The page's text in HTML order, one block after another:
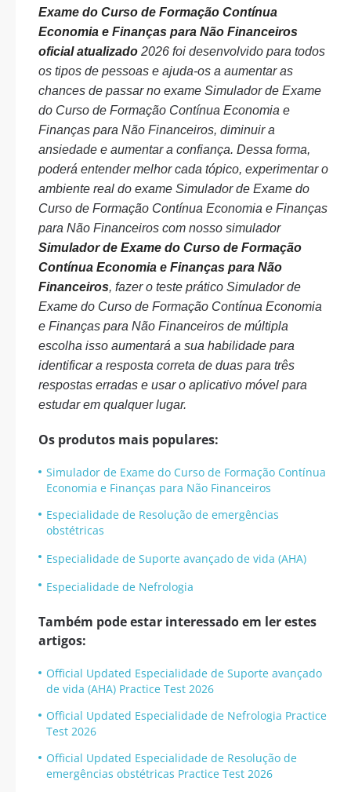
Exame do Curso de Formação Contínua
Economia e Finanças para Não Financeiros
oficial atualizado 2026 foi desenvolvido para todos
os tipos de pessoas e ajuda-os a aumentar as
chances de passar no exame Simulador de Exame
do Curso de Formação Contínua Economia e
Finanças para Não Financeiros, diminuir a
ansiedade e aumentar a confiança. Dessa forma,
poderá entender melhor cada tópico, experimentar o
ambiente real do exame Simulador de Exame do
Curso de Formação Contínua Economia e Finanças
para Não Financeiros com nosso simulador
Simulador de Exame do Curso de Formação
Contínua Economia e Finanças para Não
Financeiros, fazer o teste prático Simulador de
Exame do Curso de Formação Contínua Economia
e Finanças para Não Financeiros de múltipla
escolha isso aumentará a sua habilidade para
identificar a resposta correta de duas para três
respostas erradas e usar o aplicativo móvel para
estudar em qualquer lugar.
Os produtos mais populares:
Simulador de Exame do Curso de Formação Contínua
Economia e Finanças para Não Financeiros
Especialidade de Resolução de emergências
obstétricas
Especialidade de Suporte avançado de vida (AHA)
Especialidade de Nefrologia
Também pode estar interessado em ler estes
artigos:
Official Updated Especialidade de Suporte avançado
de vida (AHA) Practice Test 2026
Official Updated Especialidade de Nefrologia Practice
Test 2026
Official Updated Especialidade de Resolução de
emergências obstétricas Practice Test 2026